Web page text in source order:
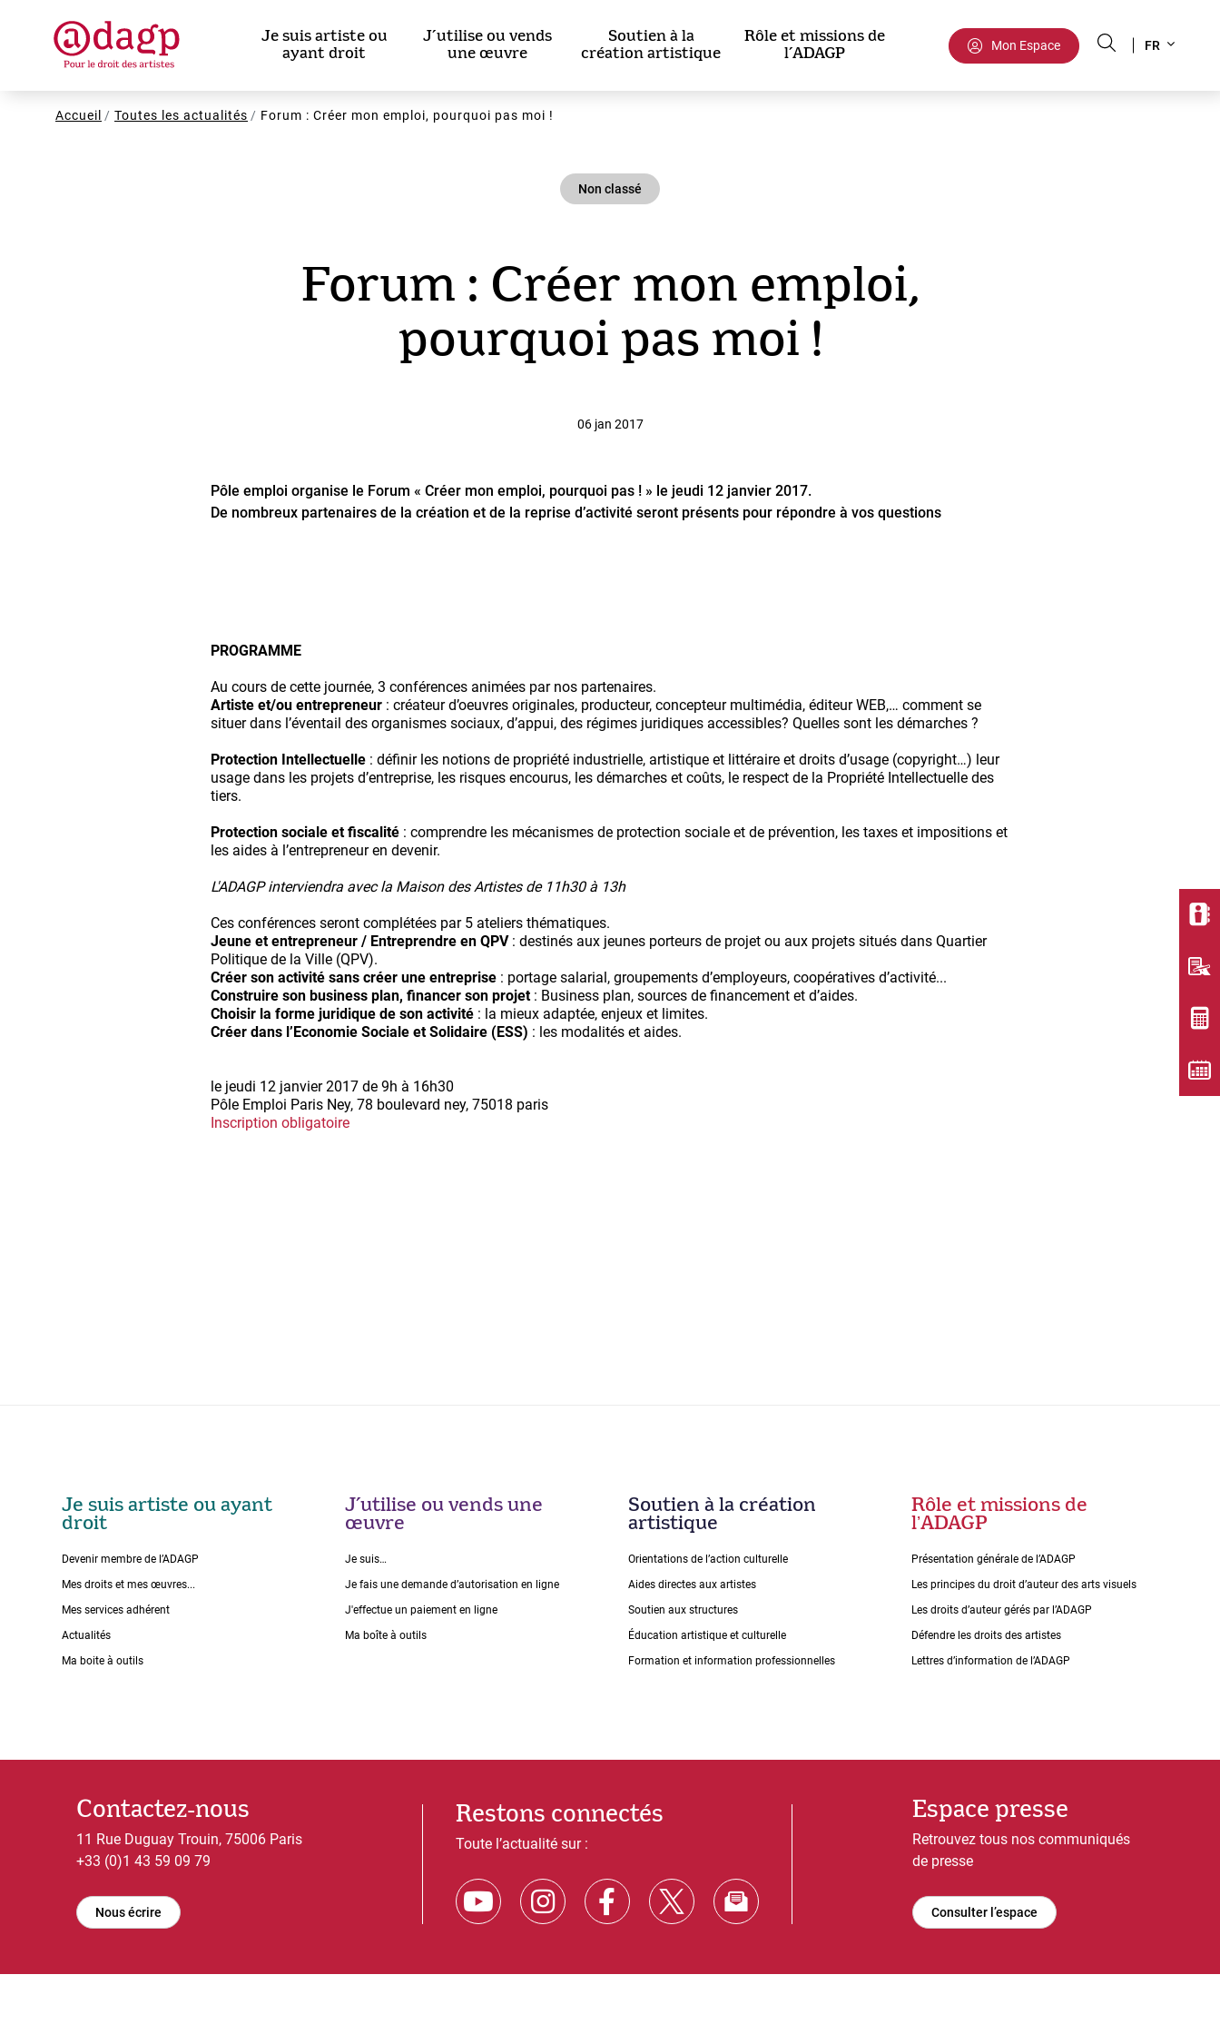
Je suis artiste ou
ayant droit
J’utilise ou vends
une œuvre
Soutien à la
création artistique
Rôle et missions de
l’ADAGP
Mon Espace
your
FR
Fil
Accueil Toutes les actualités Forum : Créer mon emploi, pourquoi pas moi !
Non classé
Forum : Créer mon emploi,
pourquoi pas moi !
06 jan 2017
Pôle emploi organise le Forum « Créer mon emploi, pourquoi pas ! » le jeudi 12 janvier 2017.
De nombreux partenaires de la création et de la reprise d’activité seront présents pour répondre à vos questions
PROGRAMME
Au cours de cette journée, 3 conférences animées par nos partenaires.
Artiste et/ou entrepreneur : créateur d’oeuvres originales, producteur, concepteur multimédia, éditeur WEB,… comment se
situer dans l’éventail des organismes sociaux, d’appui, des régimes juridiques accessibles? Quelles sont les démarches ?
Protection Intellectuelle : définir les notions de propriété industrielle, artistique et littéraire et droits d’usage (copyright…) leur
usage dans les projets d’entreprise, les risques encourus, les démarches et coûts, le respect de la Propriété Intellectuelle des
tiers.
Protection sociale et fiscalité : comprendre les mécanismes de protection sociale et de prévention, les taxes et impositions et
les aides à l’entrepreneur en devenir.
L'ADAGP interviendra avec la Maison des Artistes de 11h30 à 13h
Ces conférences seront complétées par 5 ateliers thématiques.
Jeune et entrepreneur / Entreprendre en QPV: destinés aux jeunes porteurs de projet ou aux projets situés dans Quartier
Politique de la Ville (QPV).
Créer son activité sans créer une entreprise : portage salarial, groupements d’employeurs, coopératives d’activité...
Construire son business plan, financer son projet: Business plan, sources de financement et d’aides.
Choisir la forme juridique de son activité : la mieux adaptée, enjeux et limites.
Créer dans l’Economie Sociale et Solidaire (ESS) : les modalités et aides.
le jeudi 12 janvier 2017 de 9h à 16h30
Pôle Emploi Paris Ney, 78 boulevard ney, 75018 paris
Inscription obligatoire
Je suis artiste ou ayant
droit
Devenir membre de l’ADAGP
Mes droits et mes œuvres...
Mes services adhérent
Actualités
Ma boite à outils
J’utilise ou vends une
œuvre
Je suis…
Je fais une demande dʼautorisation en ligne
J'effectue un paiement en ligne
Ma boîte à outils
Soutien à la création
artistique
Orientations de lʼaction culturelle
Aides directes aux artistes
Soutien aux structures
Éducation artistique et culturelle
Formation et information professionnelles
Rôle et missions de
lʼADAGP
Présentation générale de l’ADAGP
Les principes du droit dʼauteur des arts visuels
Les droits dʼauteur gérés par lʼADAGP
Défendre les droits des artistes
Lettres dʼinformation de lʼADAGP
Contactez-nous
11 Rue Duguay Trouin, 75006 Paris
+33 (0)1 43 59 09 79
Nous écrire
Restons connectés
Toute l’actualité sur :
Espace presse
Retrouvez tous nos communiqués
de presse
Consulter l’espace